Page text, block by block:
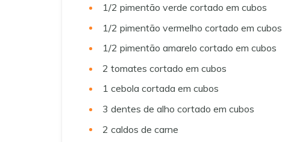
1/2 pimentão verde cortado em cubos
1/2 pimentão vermelho cortado em cubos
1/2 pimentão amarelo cortado em cubos
2 tomates cortado em cubos
1 cebola cortada em cubos
3 dentes de alho cortado em cubos
2 caldos de carne